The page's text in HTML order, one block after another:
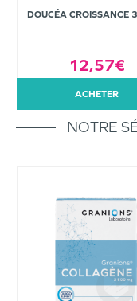
DOUCÉA CROISSANCE
12,57€
ACHETER
NOTRE